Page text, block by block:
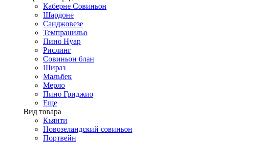
Каберне Совиньон
Шардоне
Санджовезе
Темпранильо
Пино Нуар
Рислинг
Совиньон блан
Шираз
Мальбек
Мерло
Пино Гриджио
Еще
Вид товара
Кьянти
Новозеландский совиньон
Портвейн